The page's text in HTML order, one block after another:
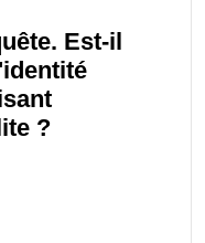
Est-il
?